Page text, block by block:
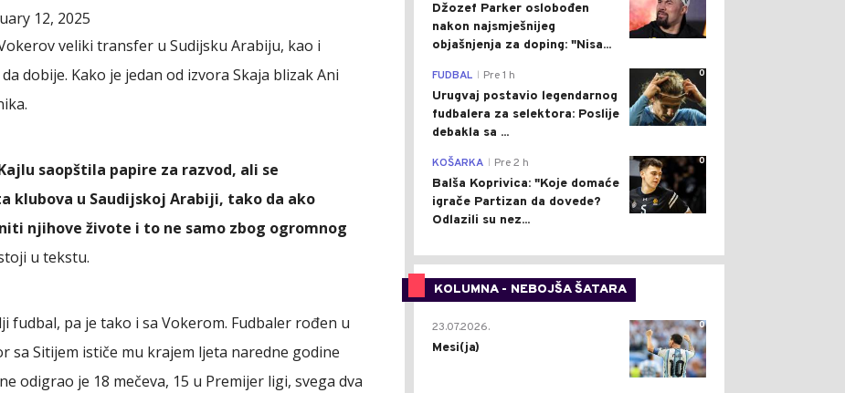
12, 2025
veliki transfer u Sudijsku Arabiju, kao i
dobije. Kako je jedan od izvora Skaja blizak Ani
saopštila papire za razvod, ali se
klubova u Saudijskoj Arabiji, tako da ako
njihove živote i to ne samo zbog ogromnog
u tekstu.
fudbal, pa je tako i sa Vokerom. Fudbaler rođen u
sa Sitijem ističe mu krajem ljeta naredne godine
odigrao je 18 mečeva, 15 u Premijer ligi, svega dva
Džozef Parker oslobođen
nakon najsmješnijeg
objašnjenja za doping: "Nisa...
0
FUDBAL Pre 1 h
Urugvaj postavio legendarnog
fudbalera za selektora: Poslije
debakla sa ...
0
KOŠARKA Pre 2 h
Balša Koprivica: "Koje domaće
igrače Partizan da dovede?
Odlazili su nez...
KOLUMNA - NEBOJŠA ŠATARA
0
23.07.2026.
Mesi(ja)